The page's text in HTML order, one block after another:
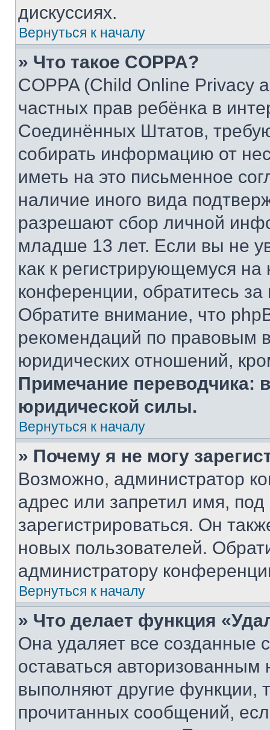
дискуссиях.
Вернуться к началу
» Что такое COPPA?
COPPA (Child Online Privacy
частных прав ребёнка в
Соединённых Штатов,
собирать информацию от
иметь на это письменное
наличие иного вида
разрешают сбор личной
младше 13 лет. Если вы не
как к регистрирующемуся
конференции, обратитесь
Обратите внимание, что
рекомендаций по правовым
юридических отношений,
Примечание переводчика:
юридической силы.
Вернуться к началу
» Почему я не могу
Возможно, администратор
адрес или запретил имя,
зарегистрироваться. Он
новых пользователей.
администратору
Вернуться к началу
» Что делает функция
Она удаляет все созданные
оставаться
выполняют другие функции,
прочитанных сообщений,